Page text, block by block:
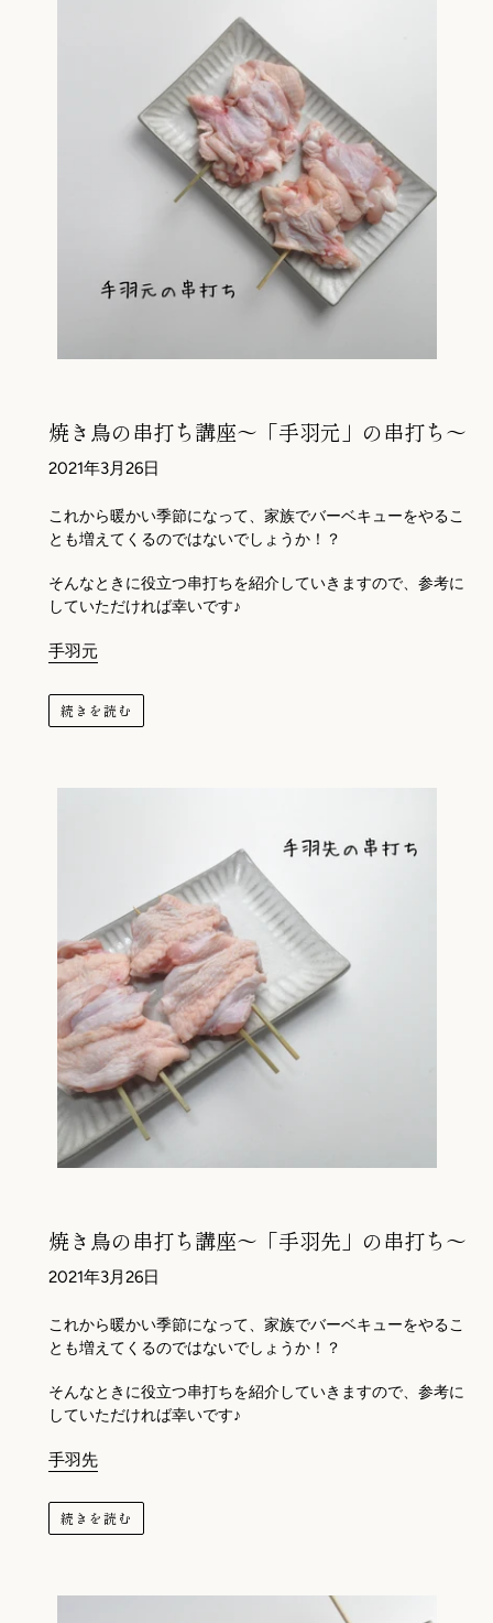
焼き鳥の串打ち講座～「手羽元」の串打ち～
2021年3月26日
これから暖かい季節になって、家族でバーベキューをやるこ
とも増えてくるのではないでしょうか！？
そんなときに役立つ串打ちを紹介していきますので、参考に
していただければ幸いです♪
手羽元
続きを読む
焼き鳥の串打ち講座～「手羽先」の串打ち～
2021年3月26日
これから暖かい季節になって、家族でバーベキューをやるこ
とも増えてくるのではないでしょうか！？
そんなときに役立つ串打ちを紹介していきますので、参考に
していただければ幸いです♪
手羽先
続きを読む